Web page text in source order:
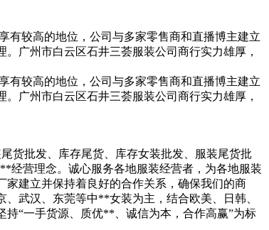
有较高的地位，公司与多家零售商和直播博主建立
广州市白云区石井三荟服装公司商行实力雄厚，
有较高的地位，公司与多家零售商和直播博主建立
广州市白云区石井三荟服装公司商行实力雄厚，
货批发、库存尾货、库存女装批发、服装尾货批
经营理念。诚心服务各地服装经营者，为各地服装
建立并保持着良好的合作关系，确保我们的商
武汉、东莞等中**女装为主，结合欧美、日韩、
“一手货源、质优**、诚信为本，合作高赢”为标